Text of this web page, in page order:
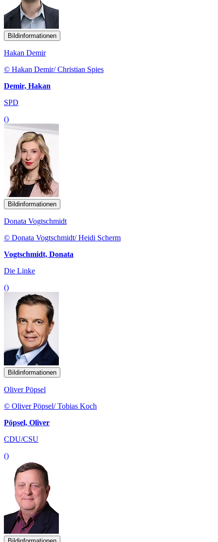
Bildinformationen
Hakan Demir
© Hakan Demir/ Christian Spies
Demir, Hakan
SPD
()
Bildinformationen
Donata Vogtschmidt
© Donata Vogtschmidt/ Heidi Scherm
Vogtschmidt, Donata
Die Linke
()
Bildinformationen
Oliver Pöpsel
© Oliver Pöpsel/ Tobias Koch
Pöpsel, Oliver
CDU/CSU
()